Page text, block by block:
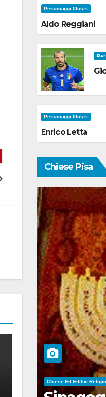
Personaggi Illustri
Aldo Reggiani
Personaggi Illustri
Enrico Letta
Chiese Pisa
Chiese Ed Edifici